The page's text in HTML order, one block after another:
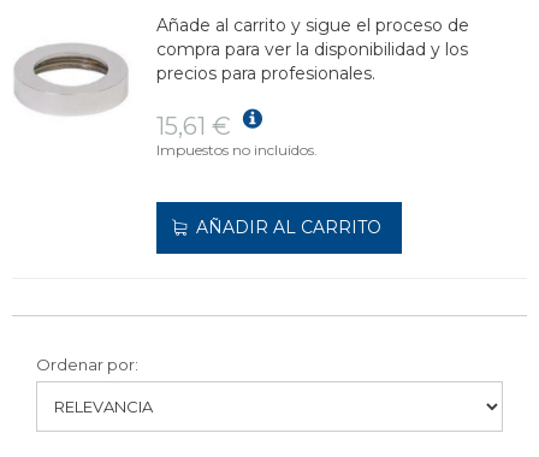
Añade al carrito y sigue el proceso de
compra para ver la disponibilidad y los
precios para profesionales.
15,61 €
Impuestos no incluidos.
AÑADIR AL CARRITO
Ordenar por: